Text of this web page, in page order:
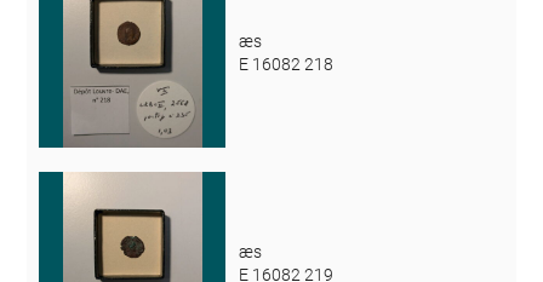
æs
E 16082 218
æs
E 16082 219